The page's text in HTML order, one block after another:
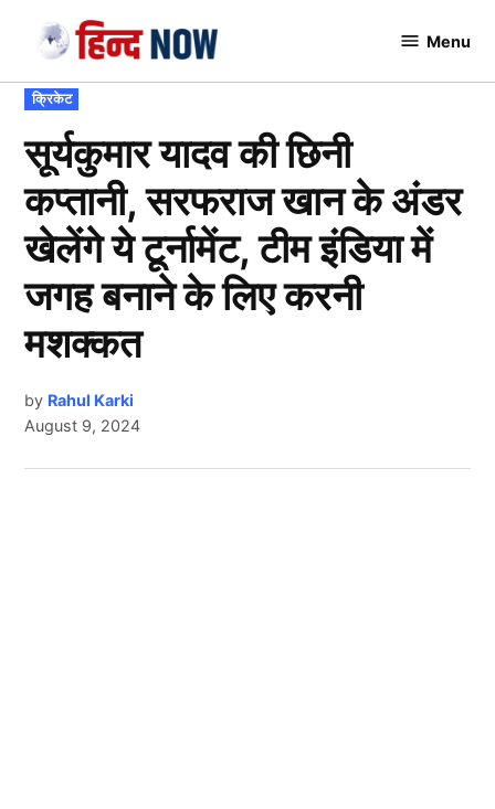
content
Menu
POSTED
IN
क्रिकेट
सूर्यकुमार यादव की छिनी
कप्तानी, सरफराज खान के अंडर
खेलेंगे ये टूर्नामेंट, टीम इंडिया में
जगह बनाने के लिए करनी
मशक्कत
by Rahul Karki
August 9, 2024